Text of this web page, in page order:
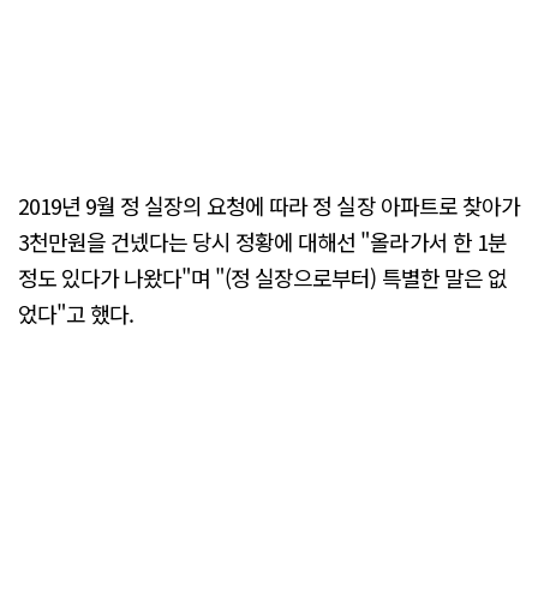
2019년 9월 정 실장의 요청에 따라 정 실장 아파트로 찾아가
3천만원을 건넸다는 당시 정황에 대해선 "올라가서 한 1분
정도 있다가 나왔다"며 "(정 실장으로부터) 특별한 말은 없
었다"고 했다.